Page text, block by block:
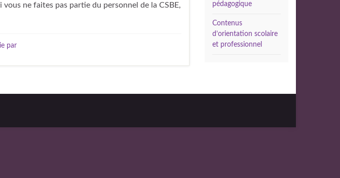
ne faites pas partie du personnel de la CSBE,
par
pédagogique
Contenus
d’orientation scolaire
et professionnel